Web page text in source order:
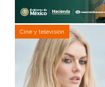
Cine y televisión